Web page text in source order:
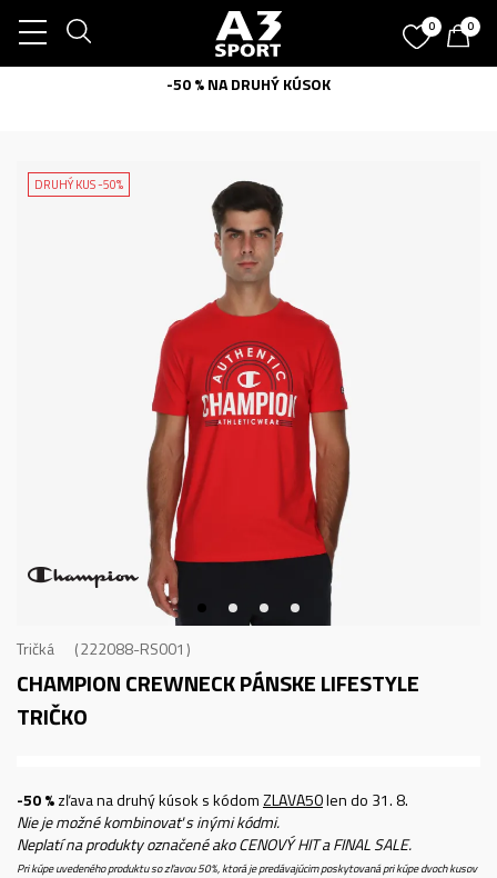
0 0
-50 % NA DRUHÝ KÚSOK
DRUHÝ KUS -50%
Tričká 222088-RS001
CHAMPION CREWNECKPÁNSKE LIFESTYLE
TRIČKO
-50 %zľava na druhý kúsok s kódomZLAVA50len do 31. 8.
Nie je možné kombinovať s inými kódmi.
Neplatí na produkty označené ako CENOVÝ HIT a FINAL SALE.
Pri kúpe uvedeného produktu so zľavou 50%, ktorá je predávajúcim poskytovaná pri kúpe dvoch kusov